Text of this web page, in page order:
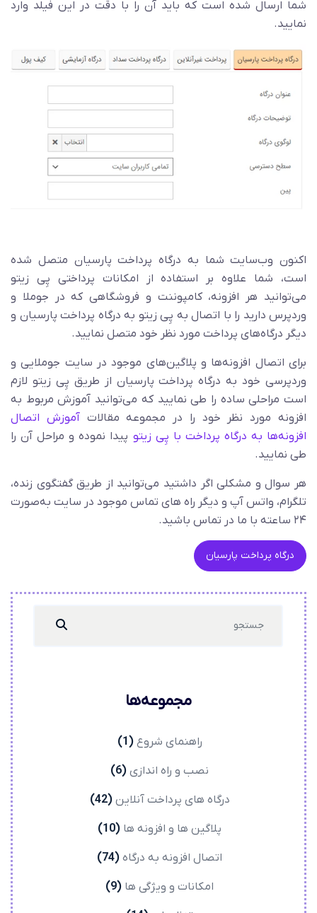
شما ارسال شده است که باید آن را با دقت در این فیلد وارد
نمایید.
اکنون وب‌سایت شما به درگاه پرداخت پارسیان متصل شده
است، شما علاوه بر استفاده از امکانات پرداختی پِی زیتو
می‌توانید هر افزونه، کامپوننت و فروشگاهی که در جوملا و
وردپرس دارید را با اتصال به پِی زیتو به درگاه پرداخت پارسیان و
دیگر درگاه‌های پرداخت مورد نظر خود متصل نمایید.
برای اتصال افزونه‌ها و پلاگین‌های موجود در سایت جوملایی و
وردپرسی خود به درگاه پرداخت پارسیان از طریق پِی زیتو لازم
است مراحلی ساده را طی نمایید که می‌توانید آموزش مربوط به
افزونه مورد نظر خود را در مجموعه مقالاتآموزش اتصال
افزونه‌ها به درگاه پرداخت با پِی زیتو پیدا نموده و مراحل آن را
طی نمایید.
هر سوال و مشکلی اگر داشتید می‌توانید از طریق گفتگوی زنده،
تلگرام، واتس آپ و دیگر راه های تماس موجود در سایت به‌صورت
۲۴ ساعته با ما در تماس باشید.
درگاه پرداخت پارسیان
مجموعه‌ها
راهنمای شروع (1)
نصب و راه اندازی (6)
درگاه های پرداخت آنلاین (42)
پلاگین ها و افزونه ها (10)
اتصال افزونه به درگاه (74)
امکانات و ویژگی ها (9)